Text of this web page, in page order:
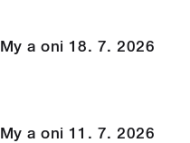
a oni 18. 7. 2026
a oni 11. 7. 2026